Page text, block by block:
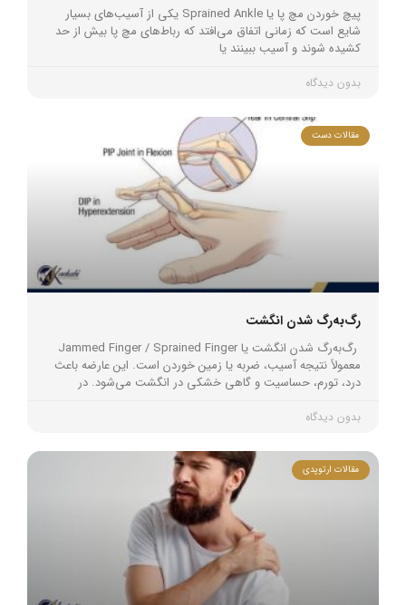
پیچ خوردن مچ پا یا Sprained Ankle یکی از آسیب‌های بسیار
شایع است که زمانی اتفاق می‌افتد که رباط‌های مچ پا بیش از حد
کشیده شوند و آسیب ببینند یا
بدون دیدگاه
مقالات دست
رگ‌به‌رگ شدن انگشت
رگ‌به‌رگ شدن انگشت یا Jammed Finger / Sprained Finger
معمولاً نتیجه آسیب، ضربه یا زمین خوردن است. این عارضه باعث
درد، تورم، حساسیت و گاهی خشکی در انگشت می‌شود. در
بدون دیدگاه
مقالات ارتوپدی